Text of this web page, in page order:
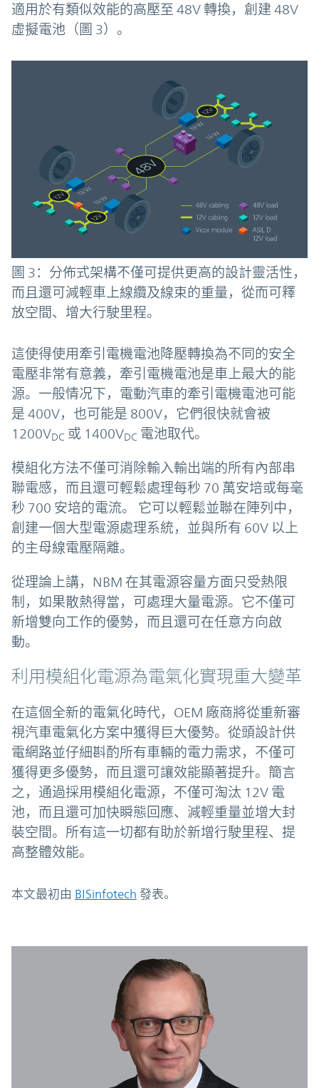
適用於有類似效能的高壓至 48V 轉換，創建 48V
虛擬電池（圖 3）。
圖 3：分佈式架構不僅可提供更高的設計靈活性，
而且還可減輕車上線纜及線束的重量，從而可釋
放空間、增大行駛里程。
這使得使用牽引電機電池降壓轉換為不同的安全
電壓非常有意義，牽引電機電池是車上最大的能
源。一般情况下，電動汽車的牽引電機電池可能
是 400V，也可能是 800V，它們很快就會被
1200VDC 或 1400VDC 電池取代。
模組化方法不僅可消除輸入輸出端的所有內部串
聯電感，而且還可輕鬆處理每秒 70 萬安培或每毫
秒 700 安培的電流。 它可以輕鬆並聯在陣列中，
創建一個大型電源處理系統，並與所有 60V 以上
的主母線電壓隔離。
從理論上講，NBM 在其電源容量方面只受熱限
制，如果散熱得當，可處理大量電源。它不僅可
新增雙向工作的優勢，而且還可在任意方向啟
動。
利用模組化電源為電氣化實現重大變革
在這個全新的電氣化時代，OEM 廠商將從重新審
視汽車電氣化方案中獲得巨大優勢。從頭設計供
電網路並仔細斟酌所有車輛的電力需求，不僅可
獲得更多優勢，而且還可讓效能顯著提升。簡言
之，通過採用模組化電源，不僅可淘汰 12V 電
池，而且還可加快瞬態回應、減輕重量並增大封
裝空間。所有這一切都有助於新增行駛里程、提
高整體效能。
本文最初由 BISinfotech 發表。